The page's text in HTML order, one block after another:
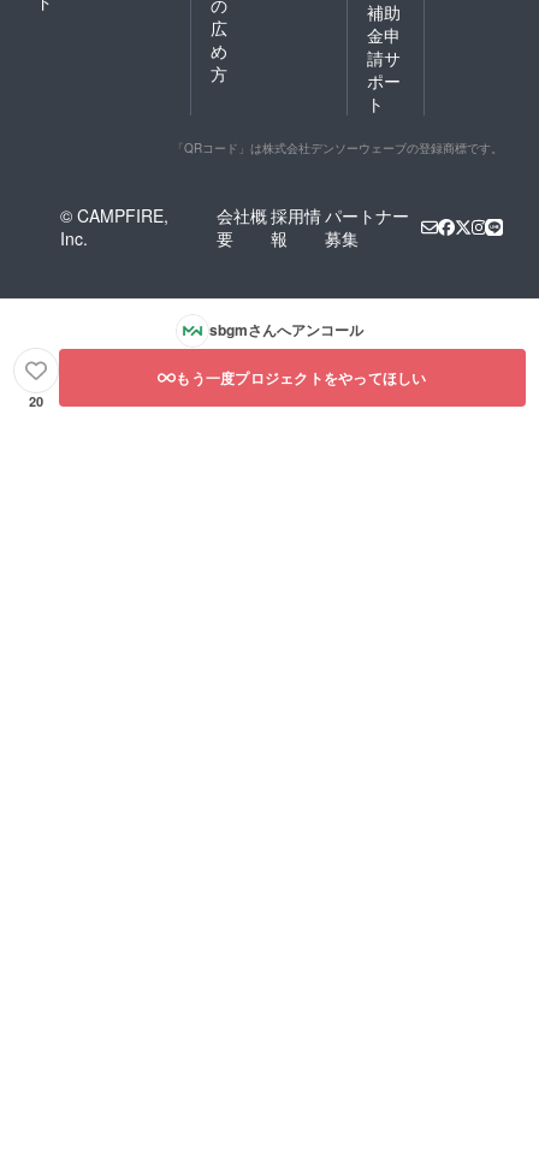
広
め
方
補助
金申
請サ
ポー
ト
「QRコード」は株式会社デンソーウェーブの登録商標です。
© CAMPFIRE,
Inc.
会社概
要
採用情
報
パートナー
募集
sbgmさんへアンコール
20
もう一度プロジェクトをやってほしい